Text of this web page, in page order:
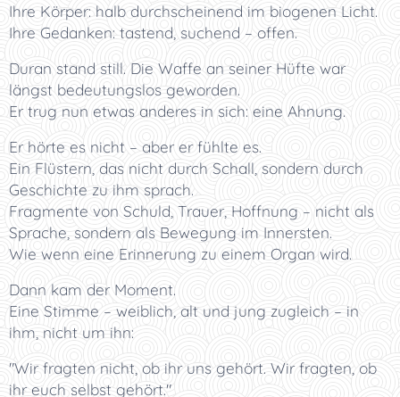
Ihre Körper: halb durchscheinend im biogenen Licht.
Ihre Gedanken: tastend, suchend – offen.
Duran stand still. Die Waffe an seiner Hüfte war
längst bedeutungslos geworden.
Er trug nun etwas anderes in sich: eine Ahnung.
Er hörte es nicht – aber er fühlte es.
Ein Flüstern, das nicht durch Schall, sondern durch
Geschichte zu ihm sprach.
Fragmente von Schuld, Trauer, Hoffnung – nicht als
Sprache, sondern als Bewegung im Innersten.
Wie wenn eine Erinnerung zu einem Organ wird.
Dann kam der Moment.
Eine Stimme – weiblich, alt und jung zugleich – in
ihm, nicht um ihn:
"Wir fragten nicht, ob ihr uns gehört. Wir fragten, ob
ihr euch selbst gehört."